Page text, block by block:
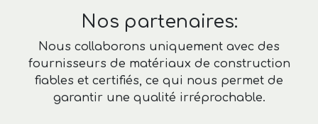
Nos partenaires:
Nous collaborons uniquement avec des
fournisseurs de matériaux de construction
fiables et certifiés, ce qui nous permet de
garantir une qualité irréprochable.